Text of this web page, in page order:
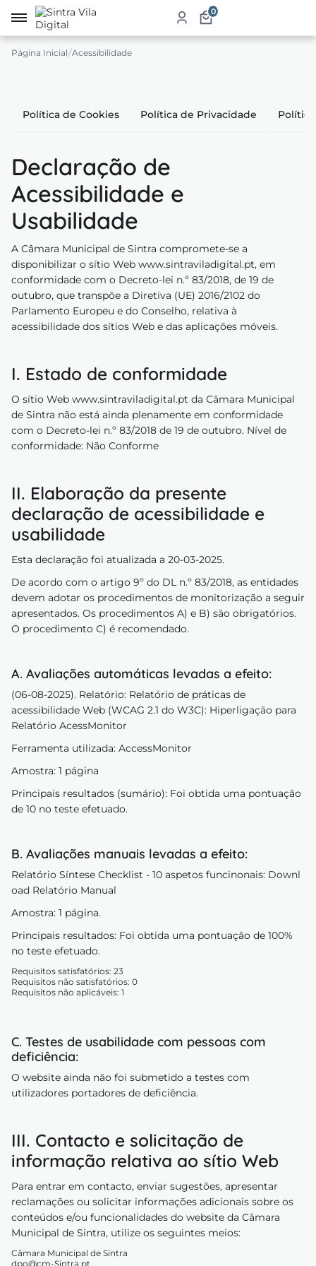
0
Página Inicial Acessibilidade
Política de Cookies Política de Privacidade
Declaração de
Acessibilidade e
Usabilidade
A Câmara Municipal de Sintra compromete-se a
disponibilizar o sítio Web www.sintraviladigital.pt, em
conformidade com o Decreto-lei n.º 83/2018, de 19 de
outubro, que transpõe a Diretiva (UE) 2016/2102 do
Parlamento Europeu e do Conselho, relativa à
acessibilidade dos sítios Web e das aplicações móveis.
I. Estado de conformidade
O sítio Web www.sintraviladigital.pt da Câmara Municipal
de Sintra não está ainda plenamente em conformidade
com o Decreto-lei n.º 83/2018 de 19 de outubro. Nível de
conformidade: Não Conforme
II. Elaboração da presente
declaração de acessibilidade e
usabilidade
Esta declaração foi atualizada a 20-03-2025.
De acordo com o artigo 9º do DL n.º 83/2018, as entidades
devem adotar os procedimentos de monitorização a seguir
apresentados. Os procedimentos A) e B) são obrigatórios.
O procedimento C) é recomendado.
A. Avaliações automáticas levadas a efeito:
(06-08-2025). Relatório: Relatório de práticas de
acessibilidade Web (WCAG 2.1 do W3C): Hiperligação para
Relatório AcessMonitor
Ferramenta utilizada: AccessMonitor
Amostra: 1 página
Principais resultados (sumário): Foi obtida uma pontuação
de 10 no teste efetuado.
B. Avaliações manuais levadas a efeito:
Relatório Síntese Checklist - 10 aspetos funcinonais: Downl
oad Relatório Manual
Amostra: 1 página.
Principais resultados: Foi obtida uma pontuação de 100%
no teste efetuado.
Requisitos satisfatórios: 23
Requisitos não satisfatórios: 0
Requisitos não aplicáveis: 1
C. Testes de usabilidade com pessoas com
deficiência:
O website ainda não foi submetido a testes com
utilizadores portadores de deficiência.
III. Contacto e solicitação de
informação relativa ao sítio Web
Para entrar em contacto, enviar sugestões, apresentar
reclamações ou solicitar informações adicionais sobre os
conteúdos e/ou funcionalidades do website da Câmara
Municipal de Sintra, utilize os seguintes meios:
Câmara Municipal de Sintra
dpo@cm-Sintra.pt